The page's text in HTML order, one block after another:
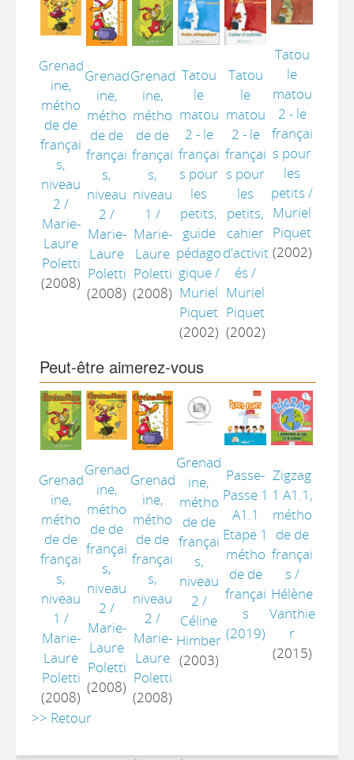
Grenad
ine,
métho
de de
françai
s,
niveau
2 /
Marie-
Laure
Poletti
(2008)
Grenad
ine,
métho
de de
françai
s,
niveau
2 /
Marie-
Laure
Poletti
(2008)
Grenad
ine,
métho
de de
françai
s,
niveau
1 /
Marie-
Laure
Poletti
(2008)
Tatou
le
matou
2 - le
françai
s pour
les
petits,
guide
pédago
gique/
Muriel
Piquet
(2002)
Tatou
le
matou
2 - le
françai
s pour
les
petits,
cahier
d'activit
és /
Muriel
Piquet
(2002)
Tatou
le
matou
2 - le
françai
s pour
les
petits /
Muriel
Piquet
(2002)
Peut-être aimerez-vous
Grenad
ine,
métho
de de
françai
s,
niveau
1 /
Marie-
Laure
Poletti
(2008)
Grenad
ine,
métho
de de
françai
s,
niveau
2 /
Marie-
Laure
Poletti
(2008)
Grenad
ine,
métho
de de
françai
s,
niveau
2 /
Marie-
Laure
Poletti
(2008)
Grenad
ine,
métho
de de
françai
s,
niveau
2 /
Céline
Himber
(2003)
Passe-
Passe 1
A1.1
Etape 1
métho
de de
françai
s
(2019)
Zigzag
1 A1.1,
métho
de de
françai
s /
Hélène
Vanthie
r
(2015)
>> Retour